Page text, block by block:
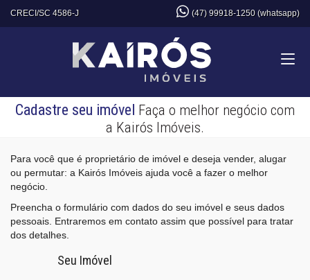
CRECI/SC 4586-J (47) 99918-1250 (whatsapp)
Cadastre seu imóvel Faça o melhor negócio com
a Kairós Imóveis.
Para você que é proprietário de imóvel e deseja vender, alugar
ou permutar: a Kairós Imóveis ajuda você a fazer o melhor
negócio.
Preencha o formulário com dados do seu imóvel e seus dados
pessoais. Entraremos em contato assim que possível para tratar
dos detalhes.
Seu Imóvel